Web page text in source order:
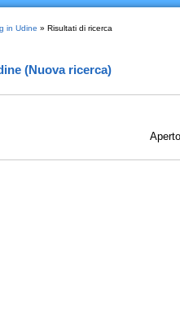
in Udine » Risultati di ricerca
(Nuova ricerca)